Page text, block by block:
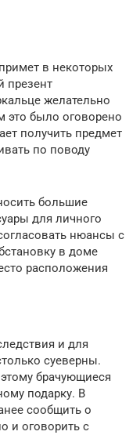
в некоторых
презент
желательно
это было оговорено
получить предмет
по поводу
большие
для личного
нюансы с
в доме
расположения
и для
суеверны.
брачующиеся
подарку. В
сообщить о
и оговорить с